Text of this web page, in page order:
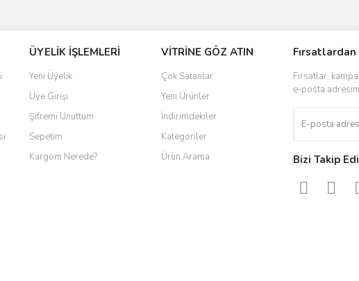
ÜYELİK İŞLEMLERİ
Yeni Üyelik
Üye Girişi
Şifremi Unuttum
Sepetim
Kargom Nerede?
VİTRİNE GÖZ ATIN
Çok Satanlar
Yeni Ürünler
İndirimdekiler
Kategoriler
Ürün Arama
Fırsatlar,
e-posta
Bizi Takip